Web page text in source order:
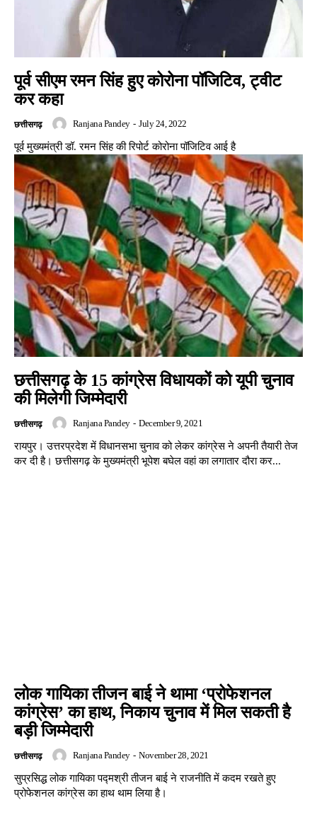
पूर्व सीएम रमन सिंह हुए कोरोना पॉजिटिव, ट्वीट
कर कहा
छत्तीसगढ़ Ranjana Pandey - July 24, 2022
पूर्व मुख्यमंत्री डॉ. रमन सिंह की रिपोर्ट कोरोना पॉजिटिव आई है
छत्तीसगढ़ के 15 कांग्रेस विधायकों को यूपी चुनाव
की मिलेगी जिम्मेदारी
छत्तीसगढ़ Ranjana Pandey - December 9, 2021
रायपुर। उत्तरप्रदेश में विधानसभा चुनाव को लेकर कांग्रेस ने अपनी तैयारी तेज
कर दी है। छत्तीसगढ़ के मुख्यमंत्री भूपेश बघेल वहां का लगातार दौरा कर...
लोक गायिका तीजन बाई ने थामा ‘प्रोफेशनल
कांग्रेस’ का हाथ, निकाय चुनाव में मिल सकती है
बड़ी जिम्मेदारी
छत्तीसगढ़ Ranjana Pandey - November 28, 2021
सुप्रसिद्ध लोक गायिका पद्मश्री तीजन बाई ने राजनीति में कदम रखते हुए
प्रोफेशनल कांग्रेस का हाथ थाम लिया है।